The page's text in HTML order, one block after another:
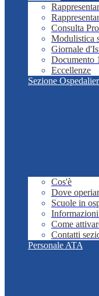
Consulta
Modulistica
Giornale
Documento
Eccellenze
Sezione
Cos'è
Dove
Scuole in
Come
Contatti
Personale ATA